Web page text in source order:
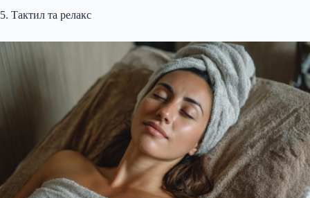
5. Тактил та релакс